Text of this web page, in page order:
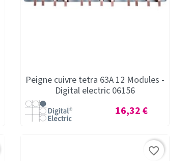
Peigne cuivre tetra 63A 12 Modules -
Digital electric 06156
Prix
16,32 €
favorite_border